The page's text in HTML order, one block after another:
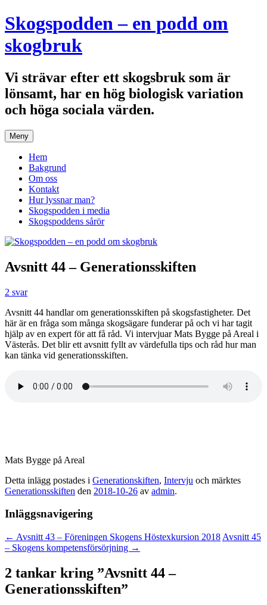
Hoppa
till
innehåll
Skogspodden – en podd om
skogbruk
Vi strävar efter ett skogsbruk som är
lönsamt, har en hög biologisk variation
och höga sociala värden.
Meny
Hem
Bakgrund
Om oss
Kontakt
Hur lyssnar man?
Skogspodden i media
Skogspoddens sårör
Avsnitt 44 – Generationsskiften
2 svar
Avsnitt 44 handlar om generationsskiften på skogsfastigheter. Det
här är en fråga som många skogsägare funderar på och vi har tagit
hjälp av en expert för att få råd. Vi intervjuar Mats Bygge på Areal i
Västerås. Det blir ett avsnitt fyllt av värdefulla tips och råd hur man
kan tänka vid generationsskiften.
Mats Bygge på Areal
Detta inlägg postades i Generationskiften, Intervju och märktes
Generationsskiften den 2018-10-26 av admin.
Inläggsnavigering
← Avsnitt 43 – Föreningen Skogens Höstexkursion 2018 Avsnitt 45
– Skogens kompetensförsörjning →
2 tankar kring ”Avsnitt 44 –
Generationsskiften”